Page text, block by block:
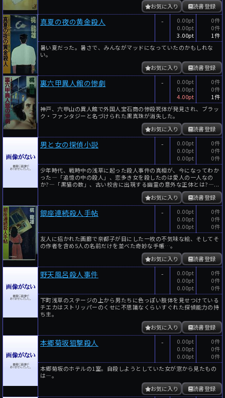
読書登録
お気に入り
真夏の夜の黄金殺人 -
0.00pt
0.00pt
3.00pt
0件
0件
1件
暑い夏だった。暑さで、みんながマッドになっていたのかもしれな
い。
読書登録
お気に入り
裏六甲異人館の惨劇 -
0.00pt
0.00pt
4.00pt
0件
0件
1件
神戸、六甲山の異人館で外国人宝石商の惨殺死体が発見され、ブラッ
ク・ファンタジーと名づけられた黒真珠が消失した。
読書登録
お気に入り
男と女の探偵小説 -
0.00pt
0.00pt
0.00pt
0件
0件
0件
少年時代、戦時中の浅草に起った殺人事件の真相が、今になってわか
った―「追憶の中の殺人」、恋多き女を殺したのは愛人の一人なの
か?―「黒猫の数」、古い校舎に出現する幽霊の意外な正体とは?―...
読書登録
お気に入り
銀座連続殺人手帖 -
0.00pt
0.00pt
0.00pt
0件
0件
0件
友人に招かれた画廊で奈都子が目にした一枚の不気味な絵、そしてそ
の作者を含め5人の名前だけを並べた奇妙な手帳…。
読書登録
お気に入り
野天風呂殺人事件 -
0.00pt
0.00pt
0.00pt
0件
0件
0件
下町浅草のステージの上から男たちに色っぽい肢体を見せつけている
チエカはストリッパーのくせに不思議なくらいすぐれた探偵能力の持
ち主。
読書登録
お気に入り
本郷菊坂狙撃殺人 -
0.00pt
0.00pt
0.00pt
0件
0件
0件
本郷菊坂のホテルの1室。自殺しようとしていた女が窓から見たもの
は―。
読書登録
お気に入り